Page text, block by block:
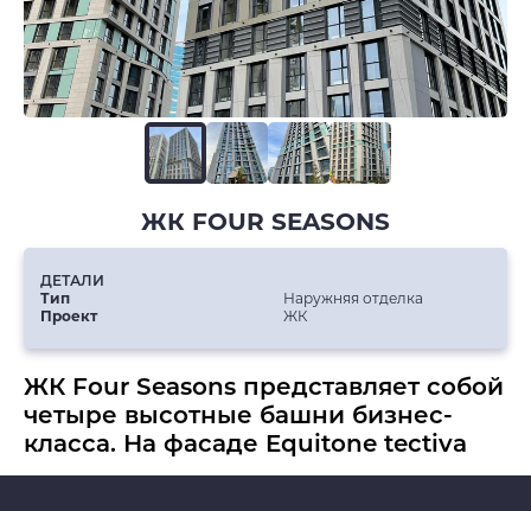
ЖК FOUR SEASONS
ЖК Four Seasons представляет собой
четыре высотные башни бизнес-
класса. На фасаде Equitone tectiva
ДЕТАЛИ
Тип
Наружняя отделка
Проект
ЖК